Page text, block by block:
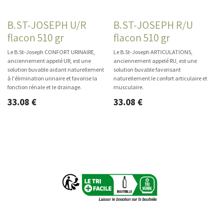
B.ST-JOSEPH U/R
flacon 510 gr
Le B.St-Joseph CONFORT URINAIRE,
anciennement appelé UR, est une
solution buvable aidant naturellement
à l'élimination urinaire et favorise la
fonction rénale et le drainage.
33.08 €
B.ST-JOSEPH R/U
flacon 510 gr
Le B.St-Joseph ARTICULATIONS,
anciennement appelé RU, est une
solution buvable favorisant
naturellement le confort articulaire et
musculaire.
33.08 €